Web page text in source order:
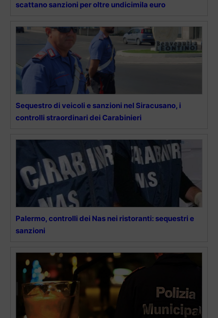
scattano sanzioni per oltre undicimila euro
Sequestro di veicoli e sanzioni nel Siracusano, i
controlli straordinari dei Carabinieri
Palermo, controlli dei Nas nei ristoranti: sequestri e
sanzioni